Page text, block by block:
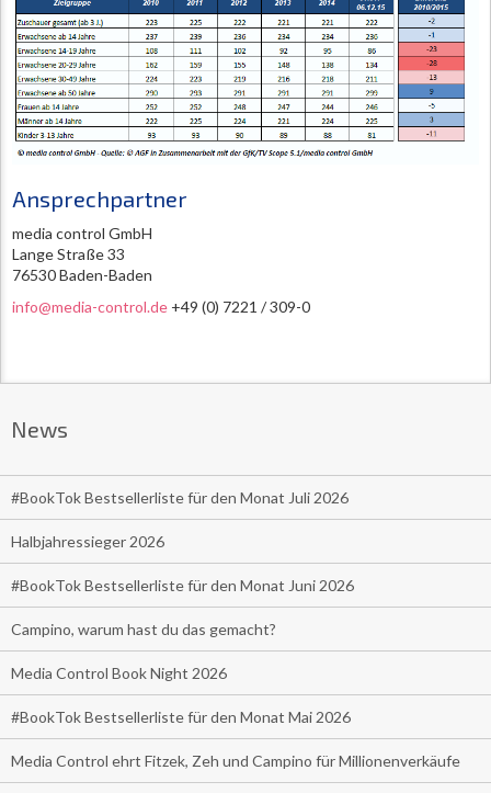
Ansprechpartner
media control GmbH
Lange Straße 33
76530 Baden-Baden
info@media-control.de +49 (0) 7221 / 309-0
News
#BookTok Bestsellerliste für den Monat Juli 2026
Halbjahressieger 2026
#BookTok Bestsellerliste für den Monat Juni 2026
Campino, warum hast du das gemacht?
Media Control Book Night 2026
#BookTok Bestsellerliste für den Monat Mai 2026
Media Control ehrt Fitzek, Zeh und Campino für Millionenverkäufe